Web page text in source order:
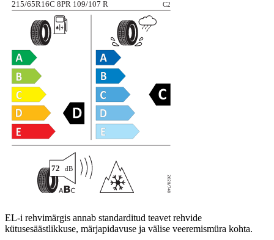
EL-i rehvimärgis annab standarditud teavet rehvide
kütusesäästlikkuse, märjapidavuse ja välise veeremismüra kohta.